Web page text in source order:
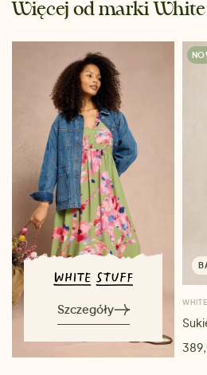
Więcej od marki
Szczegóły